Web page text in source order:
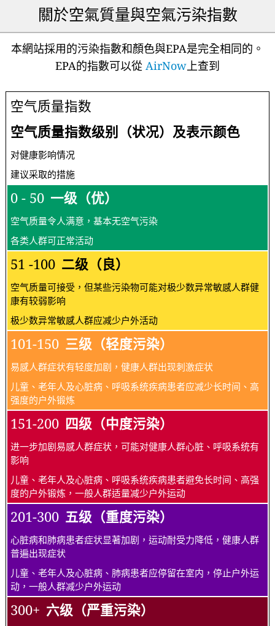
關於空氣質量與空氣污染指數
本網站採用的污染指數和顏色與EPA是完全相同的。
EPA的指數可以從 AirNow上查到
空气质量指数
空气质量指数级别（状况）及表示颜色
对健康影响情况
建议采取的措施
0 - 50 一级（优）
空气质量令人满意，基本无空气污染
各类人群可正常活动
51 -100 二级（良）
空气质量可接受，但某些污染物可能对极少数异常敏感人群健
康有较弱影响
极少数异常敏感人群应减少户外活动
101-150 三级（轻度污染）
易感人群症状有轻度加剧，健康人群出现刺激症状
儿童、老年人及心脏病、呼吸系统疾病患者应减少长时间、高
强度的户外锻炼
151-200 四级（中度污染）
进一步加剧易感人群症状，可能对健康人群心脏、呼吸系统有
影响
儿童、老年人及心脏病、呼吸系统疾病患者避免长时间、高强
度的户外锻炼，一般人群适量减少户外运动
201-300 五级（重度污染）
心脏病和肺病患者症状显著加剧，运动耐受力降低，健康人群
普遍出现症状
儿童、老年人及心脏病、肺病患者应停留在室内，停止户外运
动，一般人群减少户外运动
300+ 六级（严重污染）